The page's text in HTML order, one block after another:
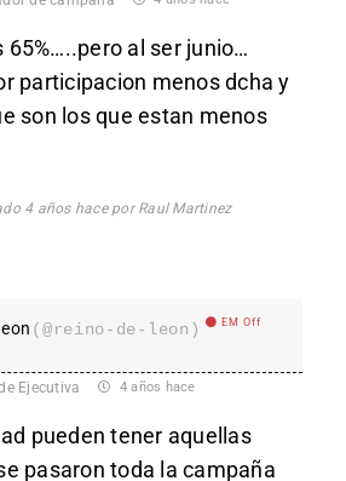
65%…..pero al ser junio…
participacion menos dcha y
son los que estan menos
4 años hace por Raul Martinez
(@reino-de-leon) EM Off
Ejecutiva 4 años hace
pueden tener aquellas
pasaron toda la campaña